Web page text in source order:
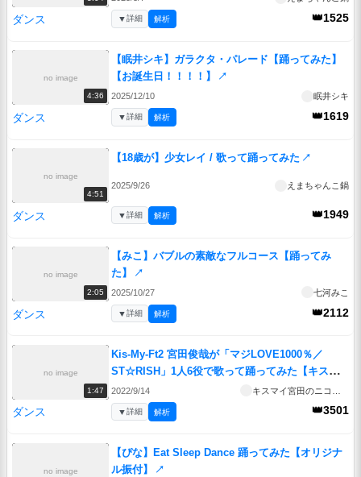
ダンス 👑1525
▼詳細 解析
no image
4:36
【眠井シキ】ガラクタ・パレード【踊ってみた】
【お誕生日！！！！】
↗
2025/12/10 眠井シキ
ダンス 👑1619
▼詳細 解析
no image
4:51
【18歳が】少女レイ / 歌って踊ってみた ↗
2025/9/26 えまちゃんこ鍋
ダンス 👑1949
▼詳細 解析
no image
2:05
【みこ】バブルの素敵なフルコース【踊ってみ
た】
↗
2025/10/27 七河みこ
ダンス 👑2112
▼詳細 解析
no image
1:47
Kis-My-Ft2 宮田俊哉が「マジLOVE1000％／
ST☆RISH」1人6役で歌って踊ってみた【キスマ
イ宮田のニコ生やったってit’s Alright!】 ↗
2022/9/14
ダンス 👑3501
▼詳細 解析
no image
【ぴな】Eat Sleep Dance 踊ってみた【オリジナ
ル振付】
↗